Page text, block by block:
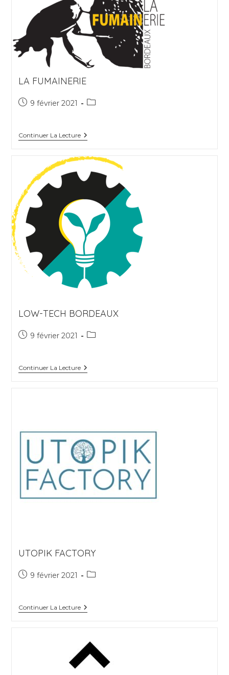
LA FUMAINERIE
Publication
9 février 2021
Post
Continuer La LectureLa
Fumainerie
LOW-TECH BORDEAUX
Publication
9 février 2021
Post
Continuer La LectureLow-
Tech
UTOPIK FACTORY
Publication
9 février 2021
Post
Continuer La LectureUtopik
Factory